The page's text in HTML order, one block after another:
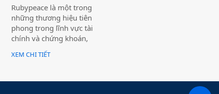
sản phẩm mà họ đang lựa
chọn
Khoán Rubypeace
Rubypeace là một trong
những thương hiệu tiên
phong trong lĩnh vực tài
chính và chứng khoán,
mang đến cho khách hàng
giải pháp đầu tư hiệu quả,
sứ mệnh hỗ trợ nhà đầu tư
XEM CHI TIẾT